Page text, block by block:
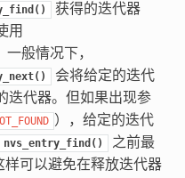
获得的迭代器
用
一般情况下，
会将给定的迭代
迭代器。但如果出现参
），给定的迭代
nvs_entry_find()
之前最
样可以避免在释放迭代器